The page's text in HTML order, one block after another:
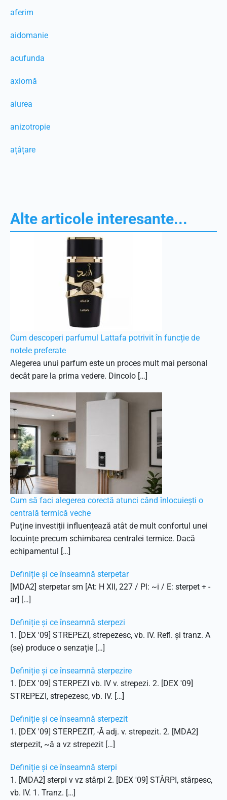
aferim
aidomanie
acufunda
axiomă
aiurea
anizotropie
ațâțare
Alte articole interesante...
Cum descoperi parfumul Lattafa potrivit în funcție de
notele preferate
Alegerea unui parfum este un proces mult mai personal
decât pare la prima vedere. Dincolo […]
Cum să faci alegerea corectă atunci când înlocuiești o
centrală termică veche
Puține investiții influențează atât de mult confortul unei
locuințe precum schimbarea centralei termice. Dacă
echipamentul […]
Definiție și ce înseamnă sterpetar
[MDA2] sterpetar sm [At: H XII, 227 / Pl: ~i / E: sterpet + -
ar] […]
Definiție și ce înseamnă sterpezi
1. [DEX '09] STREPEZI, strepezesc, vb. IV. Refl. și tranz. A
(se) produce o senzație […]
Definiție și ce înseamnă sterpezire
1. [DEX '09] STERPEZI vb. IV v. strepezi. 2. [DEX '09]
STREPEZI, strepezesc, vb. IV. […]
Definiție și ce înseamnă sterpezit
1. [DEX '09] STERPEZIT, -Ă adj. v. strepezit. 2. [MDA2]
sterpezit, ~ă a vz strepezit […]
Definiție și ce înseamnă sterpi
1. [MDA2] sterpi v vz stârpi 2. [DEX '09] STÂRPI, stârpesc,
vb. IV. 1. Tranz. […]